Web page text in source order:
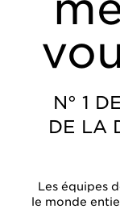
N° 1
DE LA
Les équipes
le monde